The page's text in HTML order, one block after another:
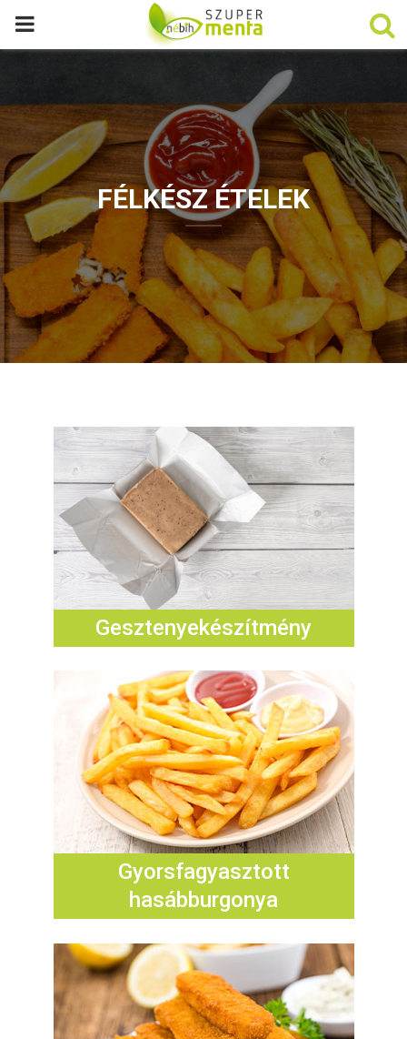
P
M
A
R
Y
M
FÉLKÉSZ ÉTELEK
Gesztenyekészítmény
Gyorsfagyasztott
hasábburgonya